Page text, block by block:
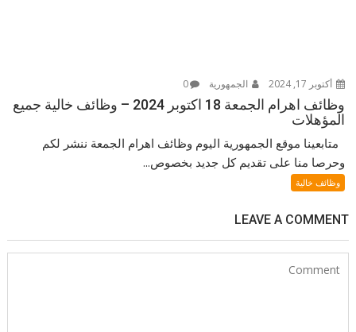
أكتوبر 17, 2024 الجمهورية 0
وظائف اهرام الجمعة 18 اكتوبر 2024 – وظائف خالية جميع
المؤهلات
متابعينا موقع الجمهورية اليوم وظائف اهرام الجمعة ننشر لكم
وحرصا منا على تقديم كل جديد بخصوص...
وظائف خالية
LEAVE A COMMENT